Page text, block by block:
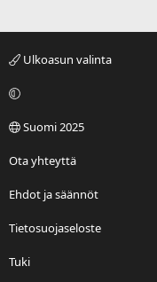
Ulkoasun valinta
Suomi 2025
Ota yhteyttä
Ehdot ja säännöt
Tietosuojaseloste
Tuki